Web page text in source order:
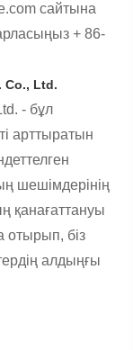
сайтына
+ 86-
Co., Ltd.
- бұл
арттыратын
шешімдерінің
қанағаттануы
отырып, біз
алдыңғы